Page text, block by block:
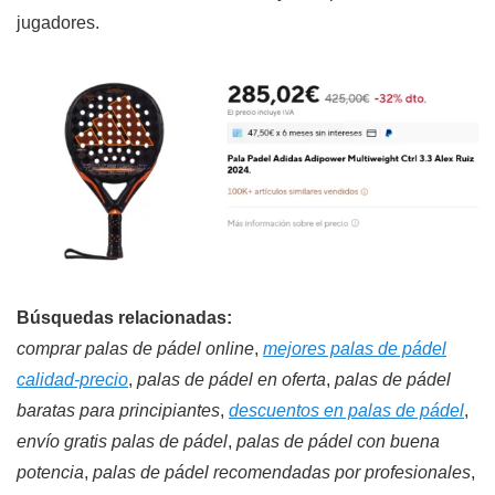
jugadores.
Búsquedas relacionadas:
comprar palas de pádel online, mejores palas de pádel
calidad-precio, palas de pádel en oferta, palas de pádel
baratas para principiantes, descuentos en palas de pádel,
envío gratis palas de pádel, palas de pádel con buena
potencia, palas de pádel recomendadas por profesionales,